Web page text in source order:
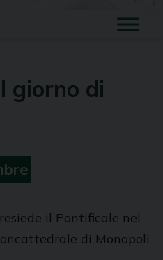
giorno di
il Pontificale nel
di Monopoli